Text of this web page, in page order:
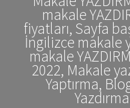
makale
fiyatları, Sayfa
İngilizce makale
makale
2022, Makale
Yaptırma,